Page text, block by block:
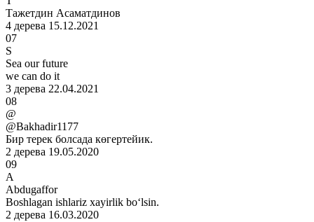
Тажетдин Асаматдинов
4 дерева 15.12.2021
07
S
Sea our future
we can do it
3 дерева 22.04.2021
08
@
@Bakhadir1177
Бир терек болсада көгертейик.
2 дерева 19.05.2020
09
A
Abdugaffor
Boshlagan ishlariz xayirlik boʻlsin.
2 дерева 16.03.2020